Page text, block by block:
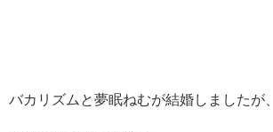
バカリズムと夢眠ねむが結婚しましたが、